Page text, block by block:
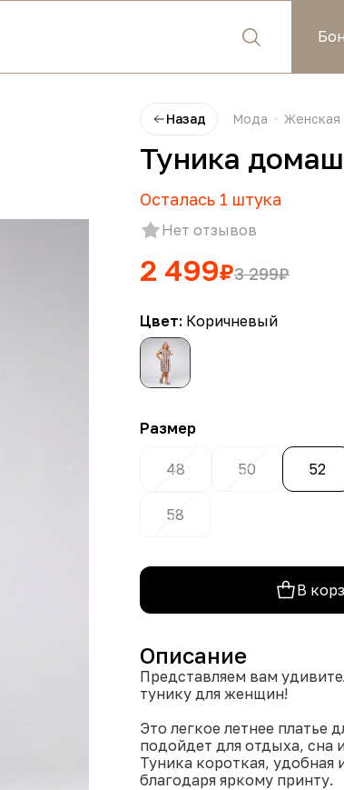
Назад Мода Женская
Туника
Осталась 1 штука
Нет отзывов
2 499₽3 299₽
Цвет: Коричневый
Размер
48 50 52
58
В
Описание
Представляем вам
тунику для женщин!
Это легкое летнее платье
подойдет для отдыха, сна
Туника короткая, удобная
благодаря яркому принту.